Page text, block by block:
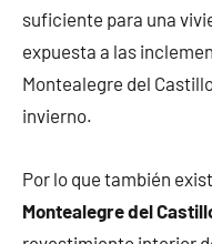
suficiente para una
expuesta a las
Montealegre del
invierno.
Por lo que también
Montealegre del